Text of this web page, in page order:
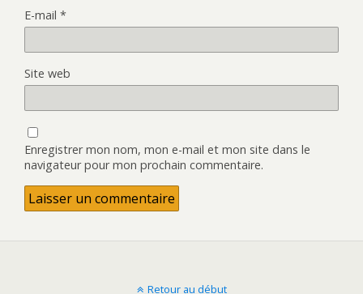
E-mail *
Site web
Enregistrer mon nom, mon e-mail et mon site dans le
navigateur pour mon prochain commentaire.
Retour au début